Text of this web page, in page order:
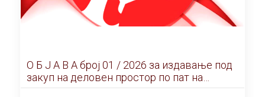
О Б Ј А В А брoj 01 / 2026 за издавање под
закуп на деловен простор по пат на
ЕЛЕКТРОНСКО ЈАВНО НАДДАВАЊЕ